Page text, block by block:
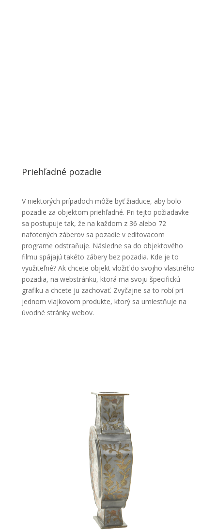
Priehľadné pozadie
V niektorých prípadoch môže byť žiaduce, aby bolo
pozadie za objektom priehľadné. Pri tejto požiadavke
sa postupuje tak, že na každom z 36 alebo 72
nafotených záberov sa pozadie v editovacom
programe odstraňuje. Následne sa do objektového
filmu spájajú takéto zábery bez pozadia. Kde je to
využiteľné? Ak chcete objekt vložiť do svojho vlastného
pozadia, na webstránku, ktorá ma svoju špecifickú
grafiku a chcete ju zachovať. Zvyčajne sa to robí pri
jednom vlajkovom produkte, ktorý sa umiestňuje na
úvodné stránky webov.